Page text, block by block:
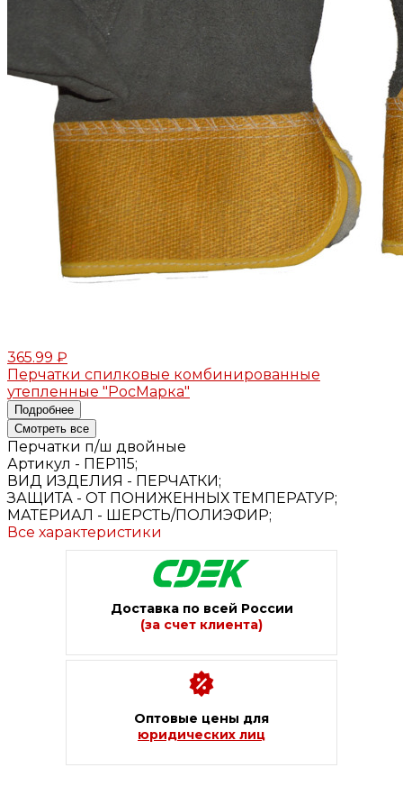
365.99 ₽
Перчатки спилковые комбинированные
утепленные "РосМарка"
Подробнее
Смотреть все
Перчатки п/ш двойные
Артикул - ПЕР115;
ВИД ИЗДЕЛИЯ - ПЕРЧАТКИ;
ЗАЩИТА - ОТ ПОНИЖЕННЫХ ТЕМПЕРАТУР;
МАТЕРИАЛ - ШЕРСТЬ/ПОЛИЭФИР;
Все характеристики
Доставка по всей России
(за счет клиента)
Оптовые цены для
юридических лиц